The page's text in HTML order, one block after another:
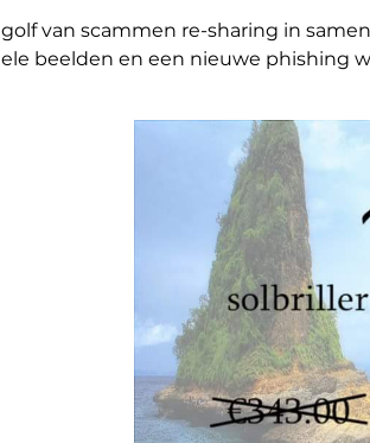
van scammen re-sharing in
beelden en een nieuwe phishing